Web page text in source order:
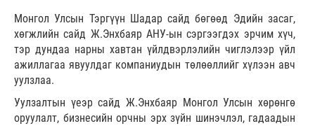
Монгол Улсын Тэргүүн Шадар сайд бөгөөд Эдийн засаг,
хөгжлийн сайд Ж.Энхбаяр АНУ-ын сэргээгдэх эрчим хүч,
тэр дундаа нарны хавтан үйлдвэрлэлийн чиглэлээр үйл
ажиллагаа явуулдаг компаниудын төлөөллийг хүлээн авч
уулзлаа.
Уулзалтын үеэр сайд Ж.Энхбаяр Монгол Улсын хөрөнгө
оруулалт, бизнесийн орчны эрх зүйн шинэчлэл, гадаадын